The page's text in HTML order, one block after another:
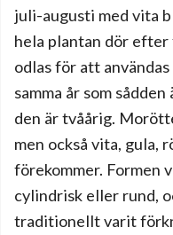
juli-augusti med vita
hela plantan dör
odlas för att
samma år som
den är tvåårig.
men också vita, gula,
förekommer. Formen
cylindrisk eller rund,
traditionellt varit